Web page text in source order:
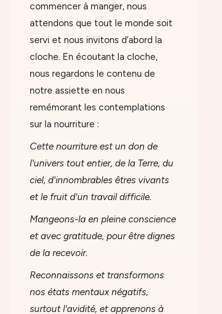
commencer à manger, nous
attendons que tout le monde soit
servi et nous invitons d’abord la
cloche. En écoutant la cloche,
nous regardons le contenu de
notre assiette en nous
remémorant les contemplations
sur la nourriture :
Cette nourriture est un don de
l'univers tout entier, de la Terre, du
ciel, d'innombrables êtres vivants
et le fruit d'un travail difficile.
Mangeons-la en pleine conscience
et avec gratitude, pour être dignes
de la recevoir.
Reconnaissons et transformons
nos états mentaux négatifs,
surtout l'avidité, et apprenons à